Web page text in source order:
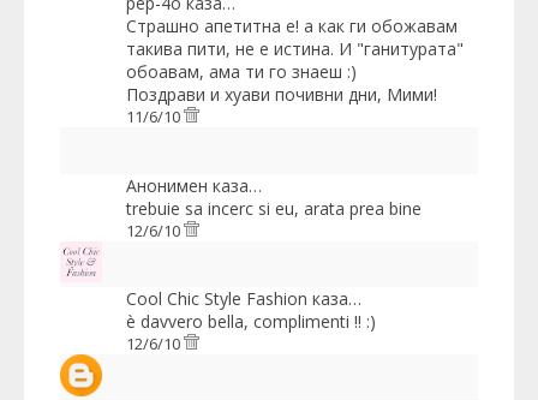
Страшно апетитна е! а как ги обожавам
такива пити, не е истина. И "ганитурата"
обоавам, ама ти го знаеш :)
Поздрави и хуави почивни дни, Мими!
11/6/10
Анонимен каза…
trebuie sa incerc si eu, arata prea bine
12/6/10
Cool Chic Style Fashion каза…
è davvero bella, complimenti !! :)
12/6/10